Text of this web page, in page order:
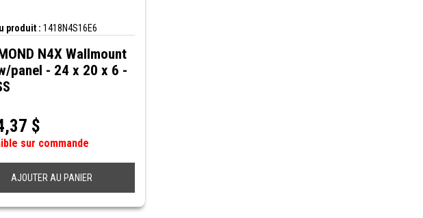
produit : 1418N4S16E6
N4X Wallmount
panel - 24 x 20 x 6 -
$
sur commande
AJOUTER AU PANIER